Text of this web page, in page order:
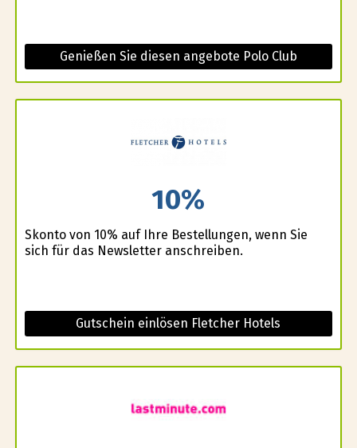
Genießen Sie diesen angebote Polo Club
10%
Skonto von 10% auf Ihre Bestellungen, wenn Sie
sich für das Newsletter anschreiben.
Gutschein einlösen Fletcher Hotels